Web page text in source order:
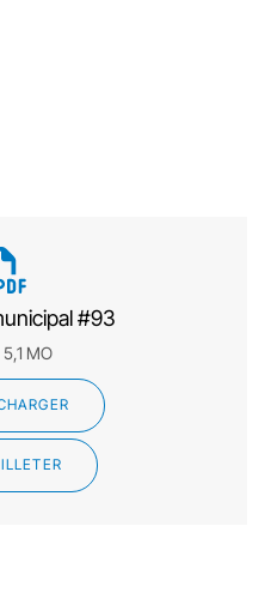
#93
5,1 MO